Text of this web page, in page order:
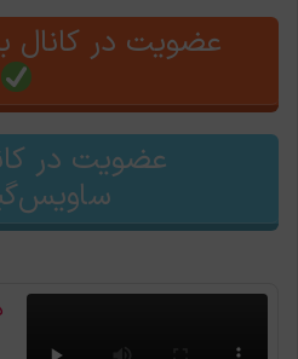
عضویت در کانال
عضویت در